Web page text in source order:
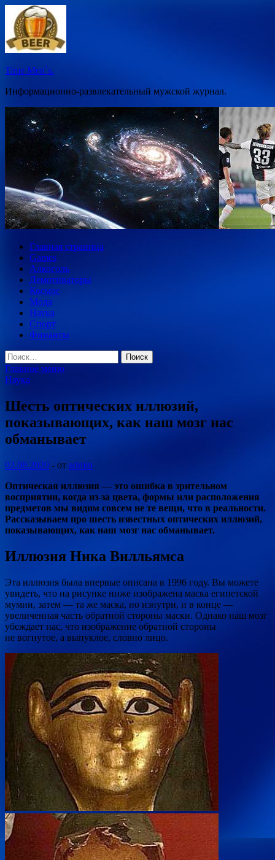
Перейти
содержимому
Time Men`s.
Информационно-развлекательный мужской журнал.
Главная страница
Games
Алкоголь
Демотиваторы
Космос
Мода
Наука
Спорт
Финансы
Найти:
Главное меню
Наука
Шесть оптических иллюзий,
показывающих, как наш мозг нас
обманывает
02.08.2020 - от admin
Оптическая иллюзия — это ошибка в зрительном
восприятии, когда из-за цвета, формы или расположения
предметов мы видим совсем не те вещи, что в реальности.
Рассказываем про шесть известных оптических иллюзий,
показывающих, как наш мозг нас обманывает.
Иллюзия Ника Вилльямса
Эта иллюзия была впервые описана в 1996 году. Вы можете
увидеть, что на рисунке ниже изображена маска египетской
мумии, затем — та же маска, но изнутри, и в конце —
увеличенная часть обратной стороны маски. Однако наш мозг
убеждает нас, что изображение обратной стороны
не вогнутое, а выпуклое, словно лицо.